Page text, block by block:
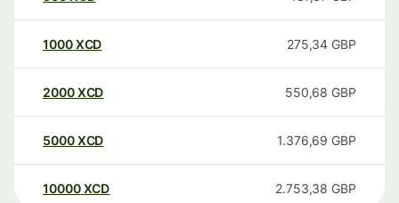
1000XCD 275,34 GBP
2000XCD 550,68 GBP
5000XCD 1.376,69 GBP
10000 XCD 2.753,38 GBP